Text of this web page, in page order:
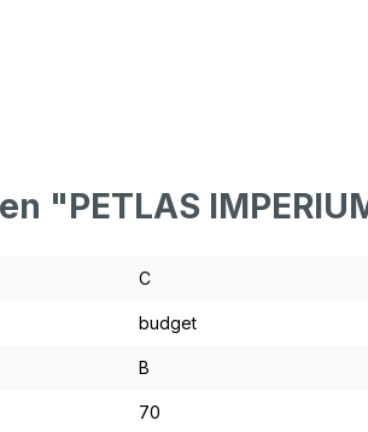
"PETLAS
C
budget
B
70